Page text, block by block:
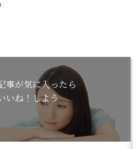
事が気に入ったら
いね！しよう